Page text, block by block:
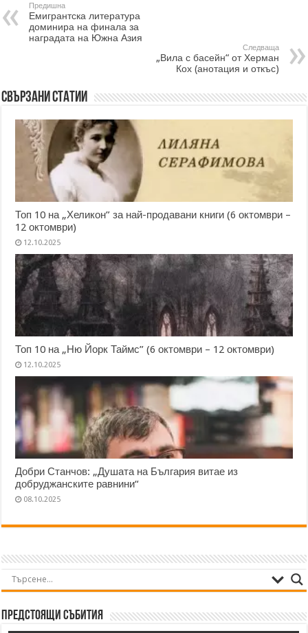
Предишна
Емигрантска литература
доминира на финала за
наградата на Южна Азия
Следваща
„Вила с басейн“ от Херман
Кох (анотация и откъс)
Свързани статии
Топ 10 на „Хеликон” за най-продавани книги (6 октомври –
12 октомври)
12.10.2025
Топ 10 на „Ню Йорк Таймс” (6 октомври – 12 октомври)
12.10.2025
Добри Станчов: „Душата на България витае из
добруджанските равнини“
08.10.2025
Предстоящи събития